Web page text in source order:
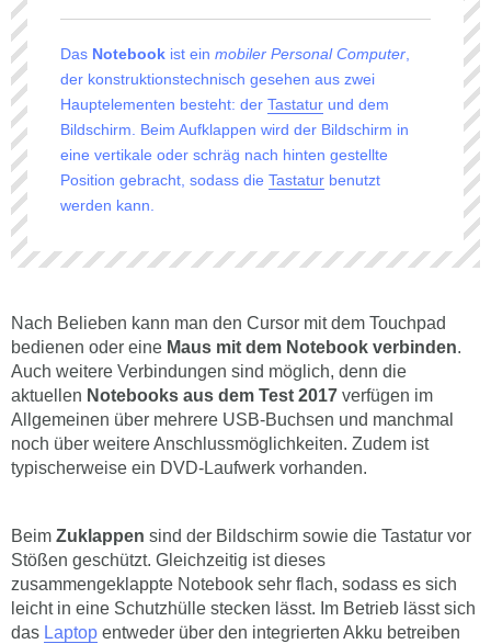
Das Notebook ist ein mobiler Personal Computer,
der konstruktionstechnisch gesehen aus zwei
Hauptelementen besteht: der Tastatur und dem
Bildschirm. Beim Aufklappen wird der Bildschirm in
eine vertikale oder schräg nach hinten gestellte
Position gebracht, sodass die Tastatur benutzt
werden kann.
Nach Belieben kann man den Cursor mit dem Touchpad
bedienen oder eine Maus mit dem Notebook verbinden.
Auch weitere Verbindungen sind möglich, denn die
aktuellen Notebooks aus dem Test 2017 verfügen im
Allgemeinen über mehrere USB-Buchsen und manchmal
noch über weitere Anschlussmöglichkeiten. Zudem ist
typischerweise ein DVD-Laufwerk vorhanden.
Beim Zuklappen sind der Bildschirm sowie die Tastatur vor
Stößen geschützt. Gleichzeitig ist dieses
zusammengeklappte Notebook sehr flach, sodass es sich
leicht in eine Schutzhülle stecken lässt. Im Betrieb lässt sich
das Laptop entweder über den integrierten Akku betreiben